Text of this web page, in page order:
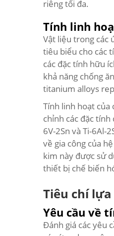
riêng tối đa.
Tính linh
Vật liệu trong các
tiêu biểu cho các
các đặc tính hữu
khả năng chống
titanium alloys
Tính linh hoạt
chỉnh các đặc
6V-2Sn và Ti-6Al-
về gia công của
kim này được sử
thiết bị chế biến
Tiêu chí
Yêu cầu về
Đánh giá các yêu